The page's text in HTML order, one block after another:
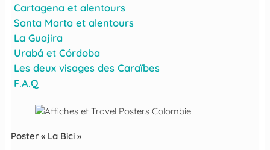
Cartagena et alentours
Santa Marta et alentours
La Guajira
Urabá et Córdoba
Les deux visages des Caraïbes
F.A.Q
Poster « La Bici »